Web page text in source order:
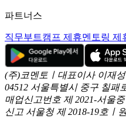
파트너스
직무부트캠프 제휴멘토링 제
(주)코멘토ㅣ대표이사 이재
04512 서울특별시 중구 칠패
매업신고번호 제 2021-서울
신고 서울청 제 2018-19호ㅣ